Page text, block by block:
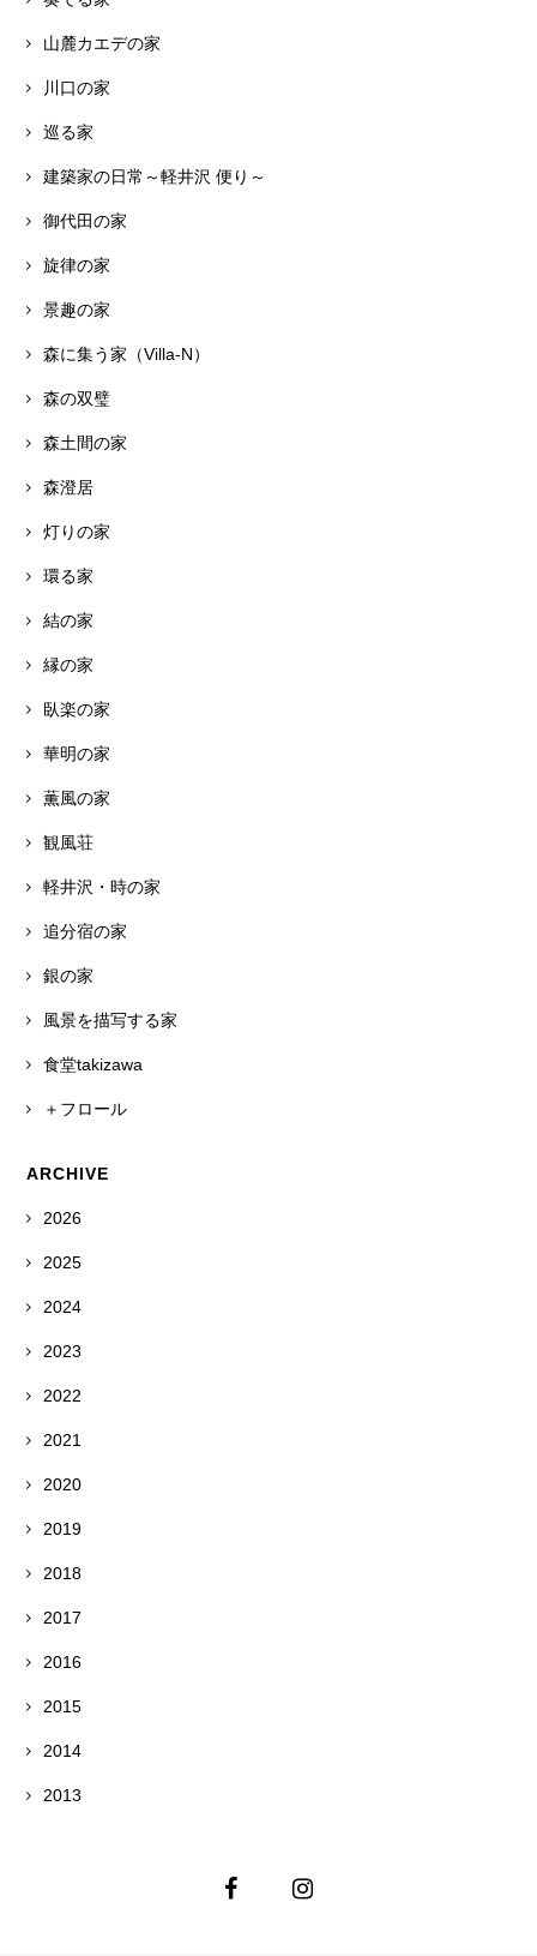
山麓カエデの家
川口の家
巡る家
建築家の日常～軽井沢 便り～
御代田の家
旋律の家
景趣の家
森に集う家（Villa-N）
森の双璧
森土間の家
森澄居
灯りの家
環る家
結の家
縁の家
臥楽の家
華明の家
薫風の家
観風荘
軽井沢・時の家
追分宿の家
銀の家
風景を描写する家
食堂takizawa
＋フロール
ARCHIVE
2026
2025
2024
2023
2022
2021
2020
2019
2018
2017
2016
2015
2014
2013